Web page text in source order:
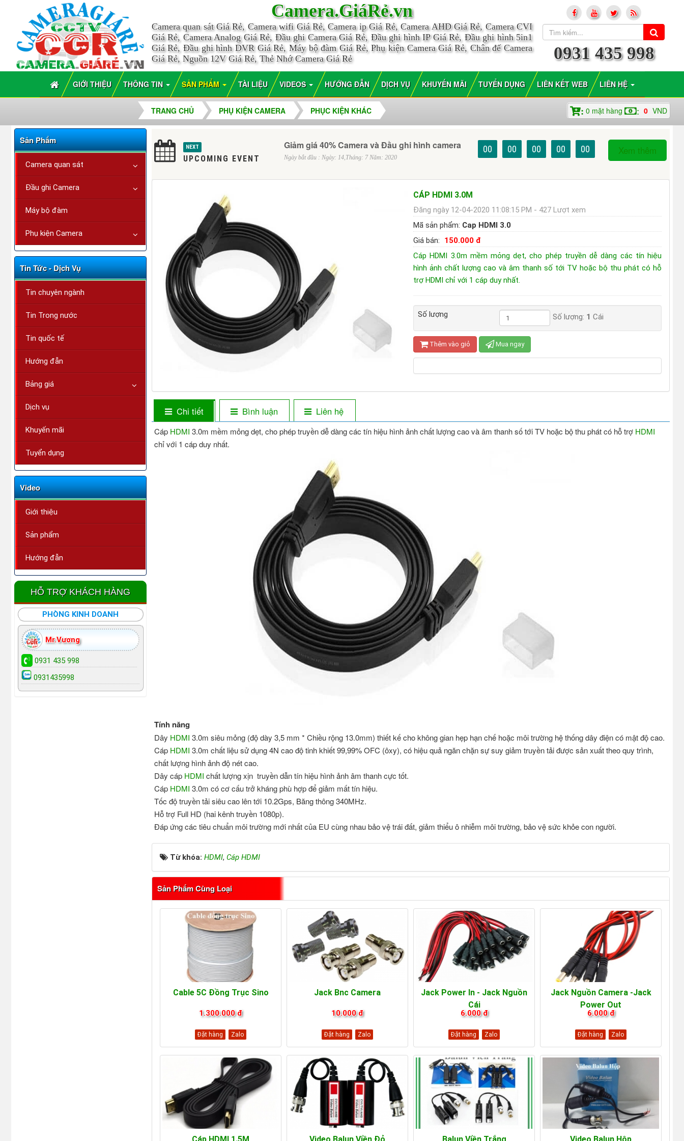
Camera.GiáRẻ.vn
Camera quan sát Giá Rẻ, Camera wifi Giá Rẻ, Camera ip Giá Rẻ, Camera AHD Giá Rẻ, Camera CVI
Giá Rẻ, Camera Analog Giá Rẻ, Đầu ghi Camera Giá Rẻ, Đầu ghi hình IP Giá Rẻ, Đầu ghi hình 5in1
Giá Rẻ, Đầu ghi hình DVR Giá Rẻ, Máy bộ đàm Giá Rẻ, Phụ kiện Camera Giá Rẻ, Chân đế Camera
Giá Rẻ, Nguồn 12V Giá Rẻ, Thẻ Nhớ Camera Giá Rẻ
0931 435 998
GIỚI THIỆU THÔNG TIN SẢN PHẨM TÀI LIỆU VIDEOS HƯỚNG ĐẪN DỊCH VỤ KHUYẾN MÃI TUYỂN DỤNG LIÊN KẾT WEB LIÊN HỆ
TRANG CHỦ PHỤ KIỆN CAMERA PHỤC KIỆN KHÁC : 0 mặt hàng : 0 VND
NEXT
UPCOMING EVENT
Giảm giá 40% Camera và Đầu ghi hình camera
Ngày bắt đầu : Ngày: 14,Tháng: 7 Năm: 2020
00 00 00 00 00 Xem thêm
CÁP HDMI 3.0M
Đăng ngày 12-04-2020 11:08:15 PM - 427 Lượt xem
Mã sản phẩm: Cap HDMI 3.0
Giá bán:
150.000 đ
Cáp HDMI 3.0m mềm mỏng dẹt, cho phép truyền dễ dàng các tín hiệu
hình ảnh chất lượng cao và âm thanh số tới TV hoặc bộ thu phát có hỗ
trợ HDMI chỉ với 1 cáp duy nhất.
Số lượng Số lượng: 1 Cái
Thêm vào giỏ Mua ngay
Chi tiết Bình luận Liên hệ
Cáp HDMI 3.0m mềm mỏng dẹt, cho phép truyền dễ dàng các tín hiệu hình ảnh chất lượng cao và âm thanh số tới TV hoặc bộ thu phát có hỗ trợ HDMI
chỉ với 1 cáp duy nhất.
Tính năng
Dây HDMI 3.0m siêu mỏng (độ dày 3,5 mm * Chiều rộng 13.0mm) thiết kế cho không gian hẹp hạn chế hoặc môi trường hệ thống dây điện có mật độ cao.
Cáp HDMI 3.0m chất liệu sử dụng 4N cao độ tinh khiết 99,99% OFC (ôxy), có hiệu quả ngăn chặn sự suy giảm truyền tải được sản xuất theo quy trình,
chất lượng hình ảnh độ nét cao.
Dây cáp HDMI chất lượng xịn truyền dẫn tín hiệu hình ảnh âm thanh cực tốt.
Cáp HDMI 3.0m có cơ cấu trở kháng phù hợp để giảm mất tín hiệu.
Tốc độ truyền tải siêu cao lên tới 10.2Gps, Băng thông 340MHz.
Hỗ trợ Full HD (hai kênh truyền 1080p).
Đáp ứng các tiêu chuẩn môi trường mới nhất của EU cùng nhau bảo vệ trái đất, giảm thiểu ô nhiễm môi trường, bảo vệ sức khỏe con người.
Từ khóa:HDMI, Cáp HDMI
Sản Phẩm Cùng Loại
Cable 5C Đồng Trục Sino
1.300.000 đ
Đặt hàng Zalo
Jack Bnc Camera
10.000 đ
Đặt hàng Zalo
Jack Power In - Jack Nguồn
Cái
6.000 đ
Đặt hàng Zalo
Jack Nguồn Camera -Jack
Power Out
6.000 đ
Đặt hàng Zalo
Cáp HDMI 1.5M Video Balun Viền Đỏ Balun Viền Trắng Video Balun Hộp
Sản Phẩm
Camera quan sát
Đầu ghi Camera
Máy bộ đàm
Phụ kiện Camera
Tin Tức - Dịch Vụ
Tin chuyên ngành
Tin Trong nước
Tin quốc tế
Hướng đẫn
Bảng giá
Dịch vụ
Khuyến mãi
Tuyển dụng
Video
Giới thiệu
Sản phẩm
Hướng đẫn
HỖ TRỢ KHÁCH HÀNG
PHÒNG KINH DOANH
Mr.Vương
0931 435 998
0931435998